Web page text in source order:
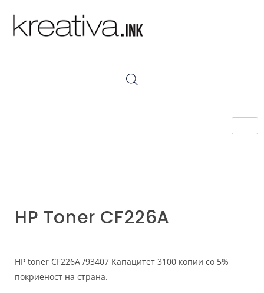
HP Toner CF226A
HP toner CF226A /93407 Капацитет 3100 копии со 5%
покриеност на страна.